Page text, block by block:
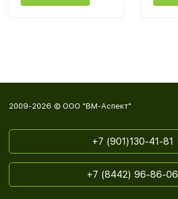
2009-2026 © ООО "ВМ-Аспект"
+7 (901)130-41-81
+7 (8442) 96-86-06